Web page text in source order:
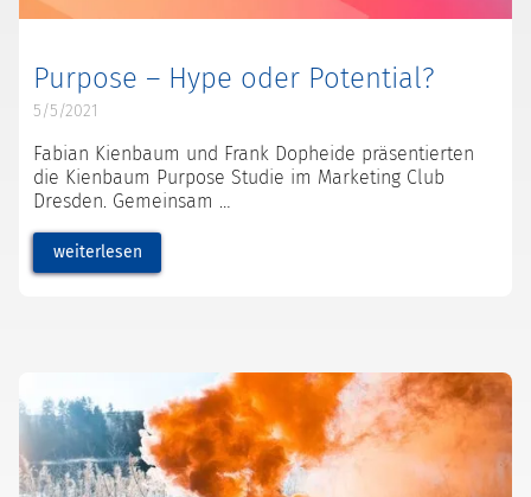
Purpose – Hype oder Potential?
5/5/2021
Fabian Kienbaum und Frank Dopheide präsentierten
die Kienbaum Purpose Studie im Marketing Club
Dresden. Gemeinsam
weiterlesen